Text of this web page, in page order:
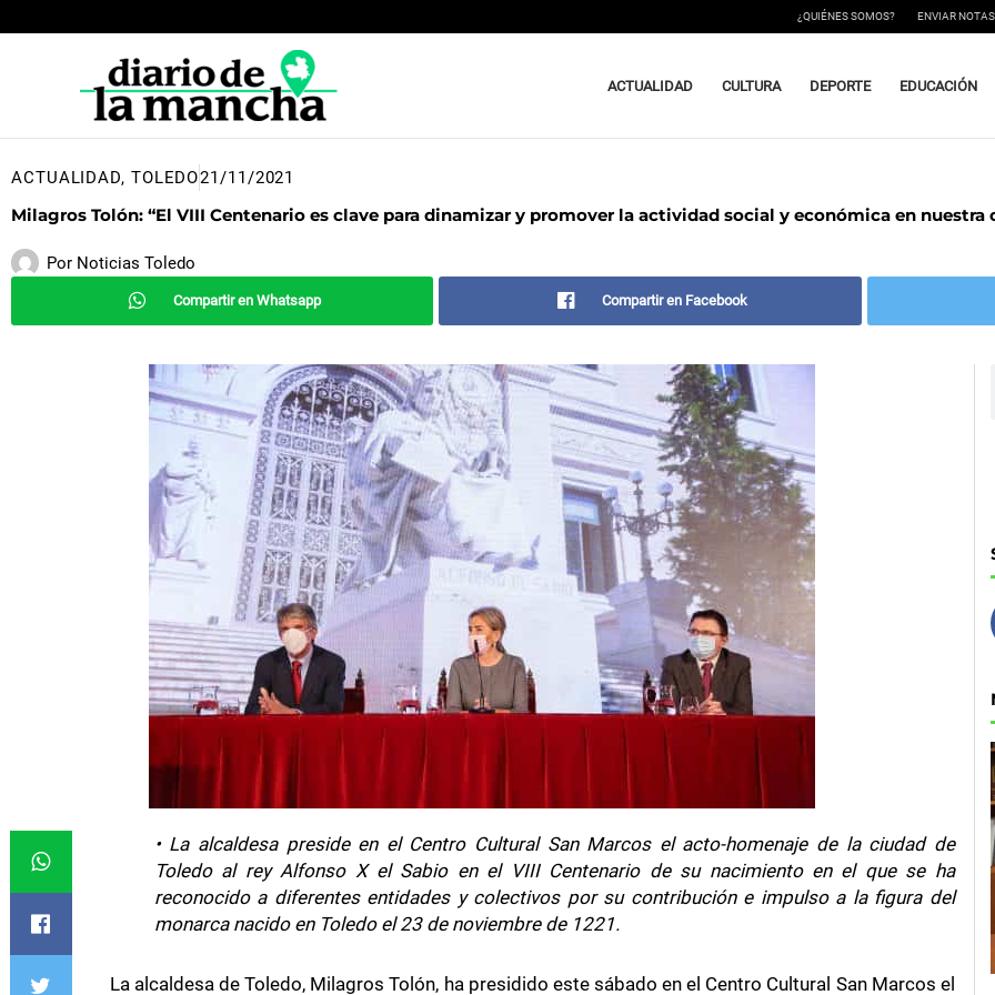
al
¿QUIÉNES SOMOS? ENVIAR
ACTUALIDAD CULTURA DEPORTE EDUCACIÓN
ACTUALIDAD, TOLEDO21/11/2021
Milagros Tolón: “El VIII Centenario es clave para dinamizar y promover la actividad social y económica en nuestra
Por Noticias Toledo
Compartir en Whatsapp Compartir en Facebook
• La alcaldesa preside en el Centro Cultural San Marcos el acto-homenaje de la ciudad de
Toledo al rey Alfonso X el Sabio en el VIII Centenario de su nacimiento en el que se ha
reconocido a diferentes entidades y colectivos por su contribución e impulso a la figura del
monarca nacido en Toledo el 23 de noviembre de 1221.
La alcaldesa de Toledo, Milagros Tolón, ha presidido este sábado en el Centro Cultural San Marcos el